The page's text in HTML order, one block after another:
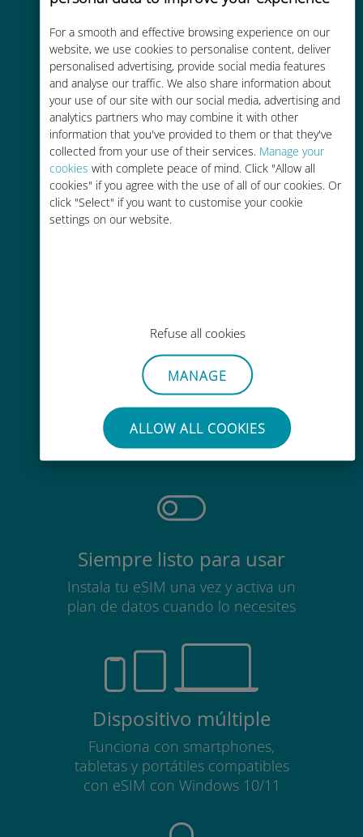
For a smooth and effective browsing experience on our
website, we use cookies to personalise content, deliver
personalised advertising, provide social media features
and analyse our traffic. We also share information about
your use of our site with our social media, advertising and
analytics partners who may combine it with other
information that you've provided to them or that they've
collected from your use of their services. Manage your
cookies with complete peace of mind. Click "Allow all
cookies" if you agree with the use of all of our cookies. Or
click "Select" if you want to customise your cookie
settings on our website.
Refuse all cookies
MANAGE
ALLOW ALL COOKIES
Rentable
Hasta un 90% más barato que los
costes de itinerancia con su
operador actual
Fácil recarga
Sin esfuerzo
No es necesario retirar la tarjeta
SIM
Siempre listo para usar
Instala tu eSIM una vez y activa un
plan de datos cuando lo necesites
Dispositivo múltiple
Funciona con smartphones,
tabletas y portátiles compatibles
con eSIM con Windows 10/11